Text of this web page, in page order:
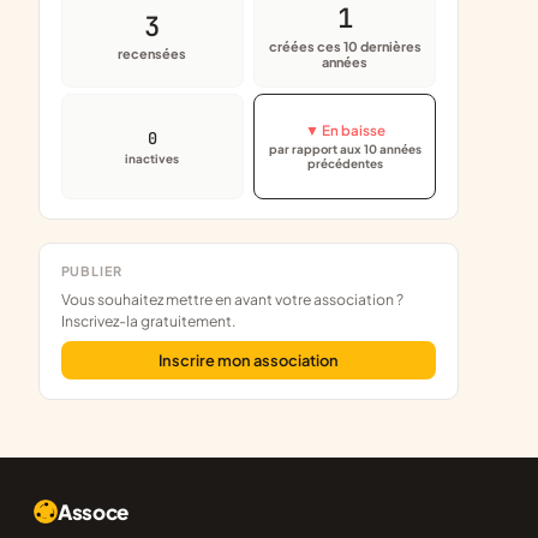
3
recensées
1
créées ces 10 dernières
années
0
inactives
▼ En baisse
par rapport aux 10 années
précédentes
PUBLIER
Vous souhaitez mettre en avant votre association ?
Inscrivez-la gratuitement.
Inscrire mon association
Assoce